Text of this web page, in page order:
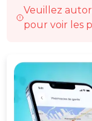
Veuillez
pour voir les